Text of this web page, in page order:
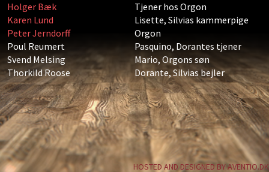
Holger Bæk
Tjener hos Orgon
Karen Lund
Lisette, Silvias kammerpige
Peter Jerndorff
Orgon
Poul Reumert
Pasquino, Dorantes tjener
Svend Melsing
Mario, Orgons søn
Thorkild Roose
Dorante, Silvias bejler
HOSTED AND DESIGNED BY AVENTIO.DK